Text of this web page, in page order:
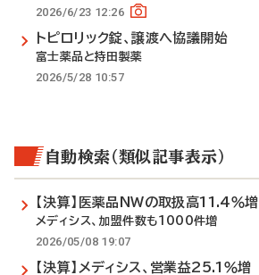
2026/6/23 12:26
トピロリック錠、譲渡へ協議開始
富士薬品と持田製薬
2026/5/28 10:57
自動検索（類似記事表示）
【決算】医薬品NWの取扱高11.4％増
メディシス、加盟件数も1000件増
2026/05/08 19:07
【決算】メディシス、営業益25.1％増